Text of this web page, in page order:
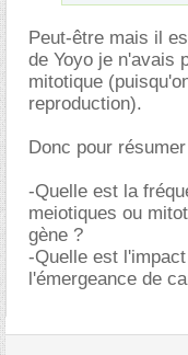
Peut-être mais il
de Yoyo je n'avais
mitotique
reproduction).
Donc pour
-Quelle est la
meiotiques ou
gène ?
-Quelle est
l'émergeance de